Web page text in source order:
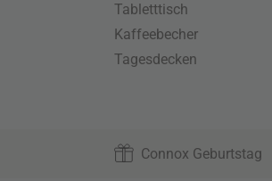
Tabletttisch
Kaffeebecher
Tagesdecken
Connox Geburtstag